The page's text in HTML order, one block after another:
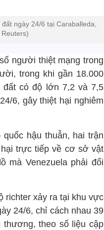
ngày 24/6 tại Caraballeda,
người thiệt mạng trong
trong khi gần 18.000
có độ lớn 7,2 và 7,5
6, gây thiệt hại nghiêm
hậu thuẫn, hai trận
trực tiếp về cơ sở vật
mà Venezuela phải đối
richter xảy ra tại khu vực
24/6, chỉ cách nhau 39
thương, theo số liệu cập